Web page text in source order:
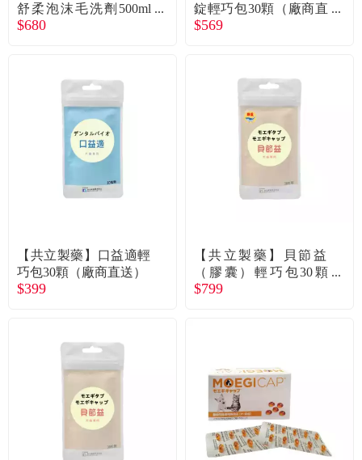
舒柔泡沫毛洗劑500ml
（廠商直送）
$680
錠輕巧包30顆（廠商直
送）
$569
【共立製藥】口益適輕
巧包30顆（廠商直送）
$399
【共立製藥】貝節益
（膠囊）輕巧包30顆
（廠商直送）
$799